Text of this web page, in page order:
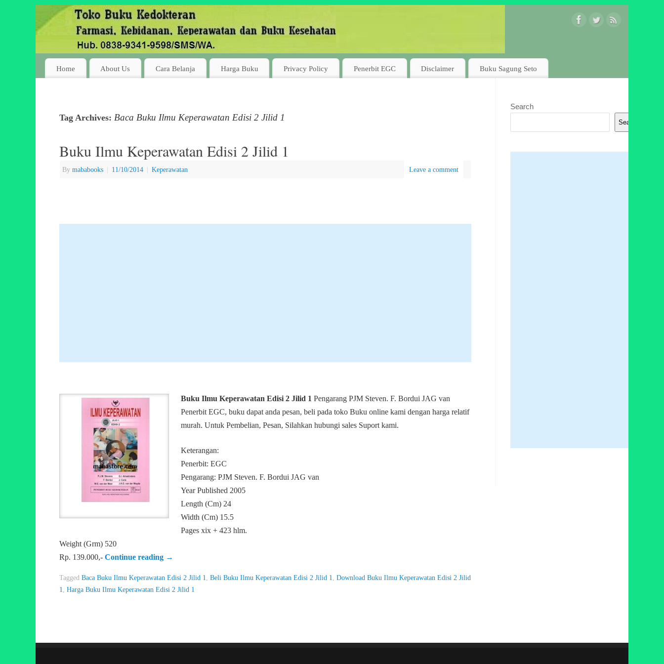
Home About Us Cara Belanja Harga Buku Privacy Policy Penerbit EGC Disclaimer Buku Sagung Seto
Tag Archives: Baca Buku Ilmu Keperawatan Edisi 2 Jilid 1
Buku Ilmu Keperawatan Edisi 2 Jilid 1
By mababooks | 11/10/2014 | Keperawatan Leave a comment
Buku Ilmu Keperawatan Edisi 2 Jilid 1 Pengarang PJM Steven. F. Bordui JAG van
Penerbit EGC, buku dapat anda pesan, beli pada toko Buku online kami dengan harga relatif
murah. Untuk Pembelian, Pesan, Silahkan hubungi sales Suport kami.
Keterangan:
Penerbit: EGC
Pengarang: PJM Steven. F. Bordui JAG van
Year Published 2005
Length (Cm) 24
Width (Cm) 15.5
Pages xix + 423 hlm.
Weight (Grm) 520
Rp. 139.000,- Continue reading →
Tagged Baca Buku Ilmu Keperawatan Edisi 2 Jilid 1 Beli Buku Ilmu Keperawatan Edisi 2 Jilid 1
Download Buku Ilmu Keperawatan Edisi 2 Jilid
1
Harga Buku Ilmu Keperawatan Edisi 2 Jilid 1
Search
Search